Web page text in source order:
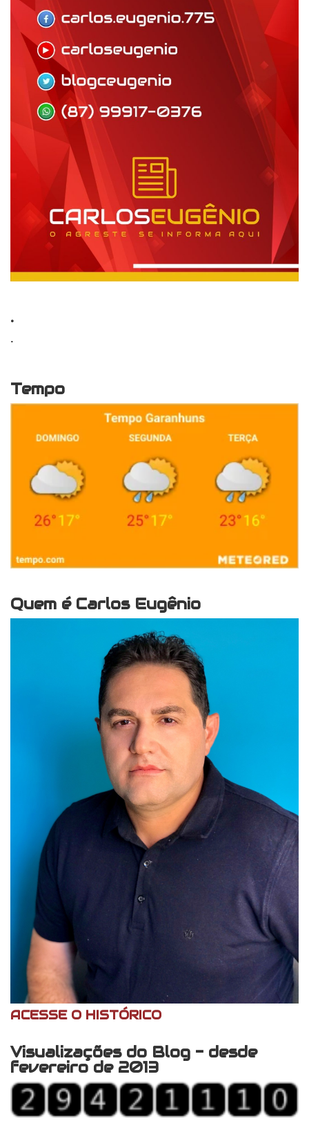
.
.
Tempo
Quem é Carlos Eugênio
ACESSE O HISTÓRICO
Visualizações do Blog - desde
fevereiro de 2013